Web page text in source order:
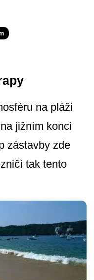
na pláži
jižním konci
zástavby zde
tak tento